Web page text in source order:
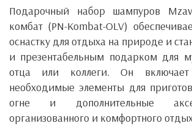
Подарочный набор шампуров
комбат (PN-Kombat-OLV)
оснастку для отдыха на природе и
и презентабельным подарком для
отца или коллеги. Он
необходимые элементы для
огне и дополнительные
организованного и комфортного